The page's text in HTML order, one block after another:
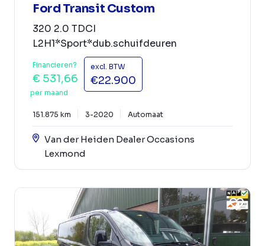
Ford Transit Custom
320 2.0 TDCI
L2H1*Sport*dub.schuifdeuren
Financieren?
€ 531,66
per maand
excl. BTW
€22.900
151.875 km 3-2020 Automaat
Van der Heiden Dealer Occasions
Lexmond